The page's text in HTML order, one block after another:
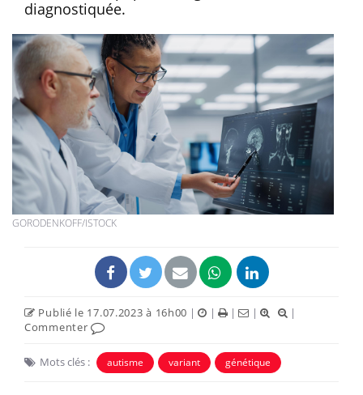
diagnostiquée.
GORODENKOFF/ISTOCK
Publié le 17.07.2023 à 16h00 | | | |
|
Commenter
Mots clés : autisme variant génétique